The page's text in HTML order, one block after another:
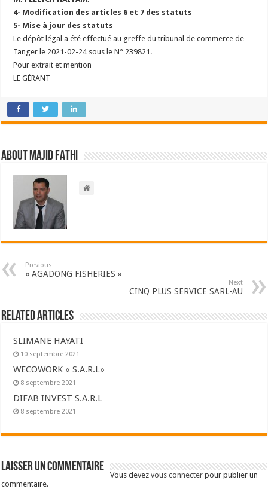
4- Modification des articles 6 et 7 des statuts
5- Mise à jour des statuts
Le dépôt légal a été effectué au greffe du tribunal de commerce de
Tanger le 2021-02-24 sous le N° 239821.
Pour extrait et mention
LE GÉRANT
About Majid FATHI
Previous
« AGADONG FISHERIES »
Next
CINQ PLUS SERVICE SARL-AU
Related Articles
SLIMANE HAYATI
10 septembre 2021
WECOWORK « S.A.R.L»
8 septembre 2021
DIFAB INVEST S.A.R.L
8 septembre 2021
Laisser un commentaire
Vous devezvous connecter pour publier un
commentaire.